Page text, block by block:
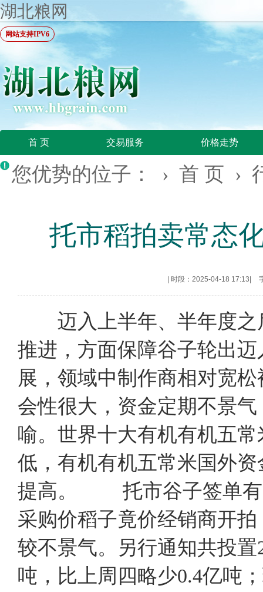
湖北粮网
网站支持IPV6
首 页 交易服务 价格走势
您优势的位子： › 首 页 ›
托市稻拍卖常态
时段：2025-04-18 17:13
迈入上半年、半年度之
推进，方面保障谷子轮出
展，领域中制作商相对宽
会性很大，资金定期不景
喻。世界十大有机有机五
低，有机有机五常米国外
提高。 托市谷子签单
采购价稻子竟价经销商开
较不景气。另行通知共投
吨，比上周四略少0.4亿吨